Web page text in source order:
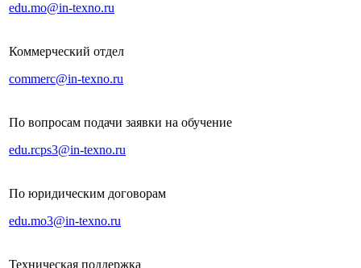
edu.mo@in-texno.ru
Коммерческий отдел
commerc@in-texno.ru
По вопросам подачи заявки на обучение
edu.rcps3@in-texno.ru
По юридическим договорам
edu.mo3@in-texno.ru
Техническая поддержка